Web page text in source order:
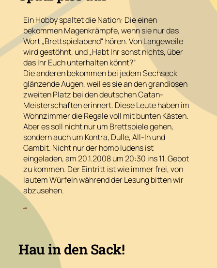
Sekten
Ein Hobby spaltet die Nation: Die einen
bekommen Magenkrämpfe, wenn sie nur das
Wort „Brettspielabend“ hören. Von Langeweile
wird gestöhnt, und „Habt Ihr sonst nichts, über
das Ihr Euch unterhalten könnt?“
Die anderen bekommen bei jedem Sechseck
glänzende Augen, weil es sie an den grandiosen
zweiten Platz bei den deutschen Catan-
Meisterschaften erinnert. Diese Leute haben im
Wohnzimmer die Regale voll mit bunten Kästen.
Aber es soll nicht nur um Brettspiele gehen,
sondern auch um Kontra, Dulle, All-In und
Gambit. Nicht nur der homo ludens ist
eingeladen, am 20.1.2008 um 20:30 ins 11. Gebot
zu kommen. Der Eintritt ist wie immer frei, von
lautem Würfeln während der Lesung bitten wir
abzusehen.
…
Spatz
Hau in den Sack!